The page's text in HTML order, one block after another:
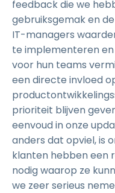
feedback die we
gebruiksgemak en
IT-managers
te implementeren
voor hun teams
een directe invloed
prioriteit blijven
eenvoud in onze
anders dat opviel, is
klanten hebben een
nodig waarop ze
we zeer serieus